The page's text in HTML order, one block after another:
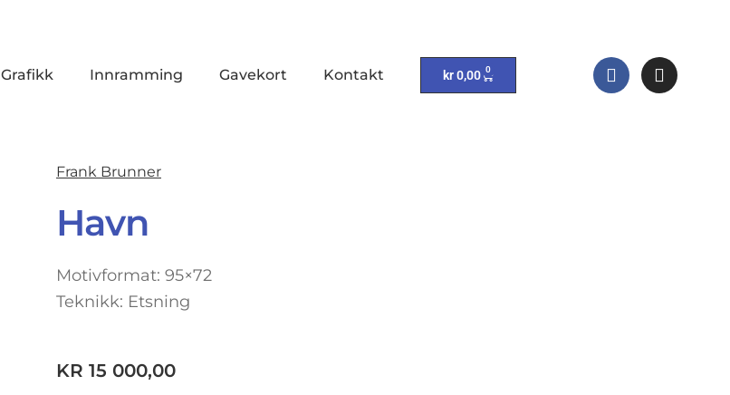
Grafikk Innramming Gavekort Kontakt kr0,00 0
Frank Brunner
Havn
Motivformat: 95×72
Teknikk: Etsning
KR 15 000,00